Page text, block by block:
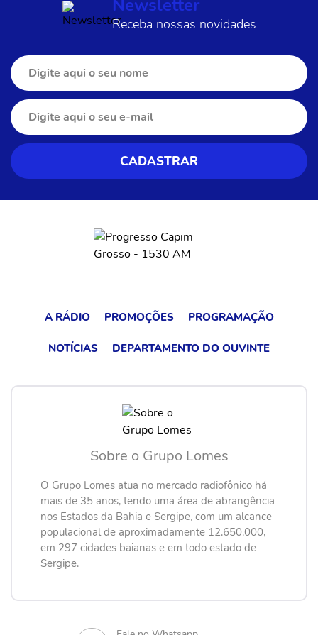
Newsletter
Receba nossas novidades
A RÁDIO PROMOÇÕES PROGRAMAÇÃO
NOTÍCIAS DEPARTAMENTO DO OUVINTE
Sobre o Grupo Lomes
O Grupo Lomes atua no mercado radiofônico há
mais de 35 anos, tendo uma área de abrangência
nos Estados da Bahia e Sergipe, com um alcance
populacional de aproximadamente 12.650.000,
em 297 cidades baianas e em todo estado de
Sergipe.